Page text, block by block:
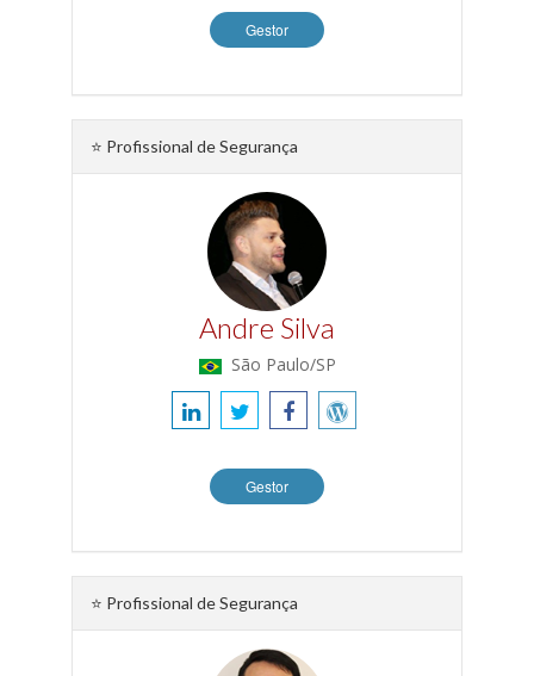
Gestor
⭐ Profissional de Segurança
Andre Silva
São Paulo/SP
Gestor
⭐ Profissional de Segurança